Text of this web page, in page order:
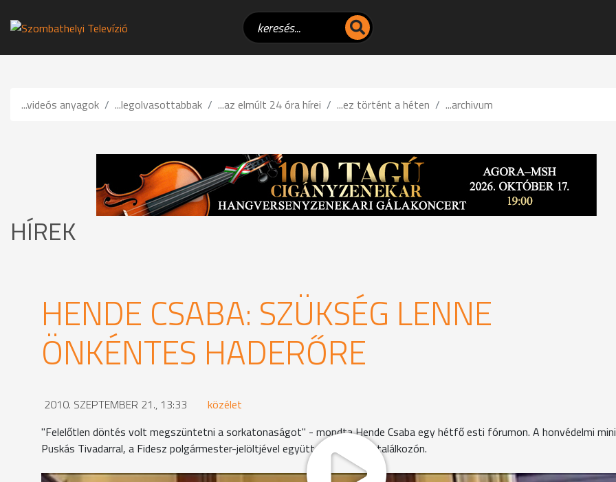
...videós anyagok ...legolvasottabbak ...az elmúlt 24 óra hírei ...ez történt a héten ...archivum
HÍREK
HENDE CSABA: SZÜKSÉG LENNE
ÖNKÉNTES HADERŐRE
2010. SZEPTEMBER 21., 13:33
közélet
"Felelőtlen döntés volt megszüntetni a sorkatonaságot" - mondta Hende Csaba egy hétfő esti fórumon. A honvédelmi
Puskás Tivadarral, a Fidesz polgármester-jelöltjével együtt vett részt a találkozón.